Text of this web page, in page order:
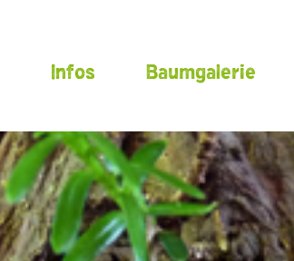
Infos Baumgalerie